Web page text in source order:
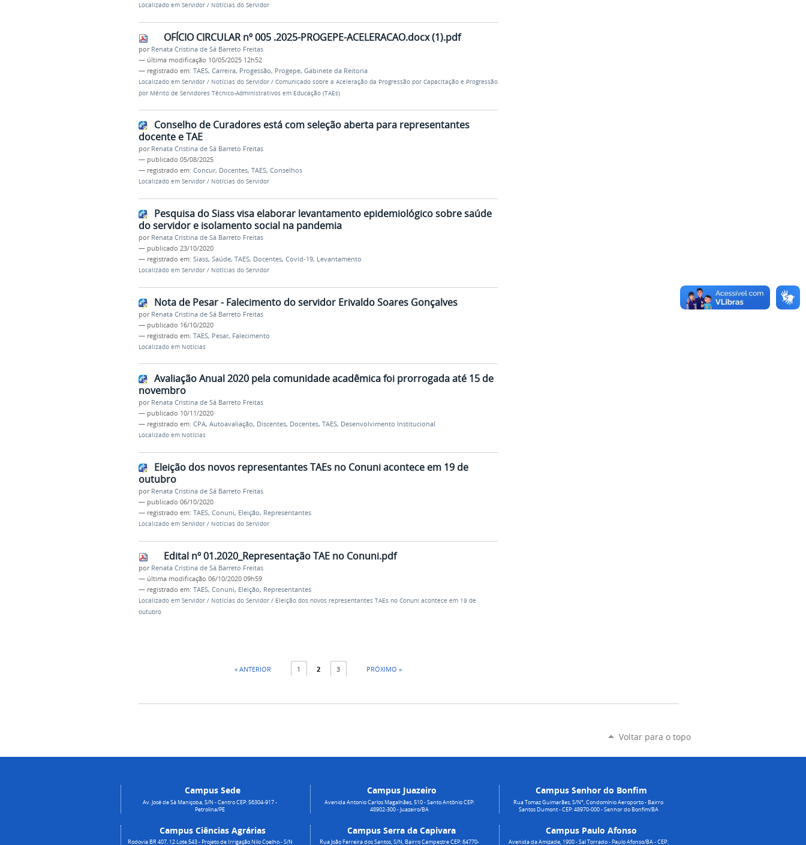
Localizado em Servidor / Notícias do Servidor
OFÍCIO CIRCULAR nº 005 .2025-PROGEPE-ACELERACAO.docx (1).pdf
por Renata Cristina de Sá Barreto Freitas
— última modificação 10/05/2025 12h52
— registrado em: TAES, Carreira, Progessão, Progepe, Gabinete da Reitoria
Localizado em Servidor / Notícias do Servidor / Comunicado sobre a Aceleração da Progressão por Capacitação e Progressão
por Mérito de Servidores Técnico-Administrativos em Educação (TAEs)
Conselho de Curadores está com seleção aberta para representantes
docente e TAE
por Renata Cristina de Sá Barreto Freitas
— publicado 05/08/2025
— registrado em: Concur, Docentes, TAES, Conselhos
Localizado em Servidor / Notícias do Servidor
Pesquisa do Siass visa elaborar levantamento epidemiológico sobre saúde
do servidor e isolamento social na pandemia
por Renata Cristina de Sá Barreto Freitas
— publicado 23/10/2020
— registrado em: Siass, Saúde, TAES, Docentes, Covid-19, Levantamento
Localizado em Servidor / Notícias do Servidor
Nota de Pesar - Falecimento do servidor Erivaldo Soares Gonçalves
por Renata Cristina de Sá Barreto Freitas
— publicado 16/10/2020
— registrado em: TAES, Pesar, Falecimento
Localizado em Notícias
Avaliação Anual 2020 pela comunidade acadêmica foi prorrogada até 15 de
novembro
por Renata Cristina de Sá Barreto Freitas
— publicado 10/11/2020
— registrado em: CPA, Autoavaliação, Discentes, Docentes, TAES, Desenvolvimento Institucional
Localizado em Notícias
Eleição dos novos representantes TAEs no Conuni acontece em 19 de
outubro
por Renata Cristina de Sá Barreto Freitas
— publicado 06/10/2020
— registrado em: TAES, Conuni, Eleição, Representantes
Localizado em Servidor / Notícias do Servidor
Edital nº 01.2020_Representação TAE no Conuni.pdf
por Renata Cristina de Sá Barreto Freitas
— última modificação 06/10/2020 09h59
— registrado em: TAES, Conuni, Eleição, Representantes
Localizado em Servidor / Notícias do Servidor / Eleição dos novos representantes TAEs no Conuni acontece em 19 de
outubro
« ANTERIOR 1 2 3 PRÓXIMO »
Voltar para o topo
Campus Sede
Av. José de Sá Maniçoba, S/N - Centro CEP: 56304-917 -
Petrolina/PE
Campus Ciências Agrárias
Rodovia BR 407, 12 Lote 543 - Projeto de Irrigação Nilo Coelho - S/N
Campus Juazeiro
Avenida Antonio Carlos Magalhães, 510 - Santo Antônio CEP:
48902-300 - Juazeiro/BA
Campus Serra da Capivara
Rua João Ferreira dos Santos, S/N, Bairro Campestre CEP: 64770-
Campus Senhor do Bonfim
Rua Tomaz Guimarães, S/N°, Condomínio Aeroporto - Bairro
Santos Dumont - CEP: 48970-000 - Senhor do Bonfim/BA
Campus Paulo Afonso
Avenida da Amizade, 1900 - Sal Torrado - Paulo Afonso/BA - CEP: